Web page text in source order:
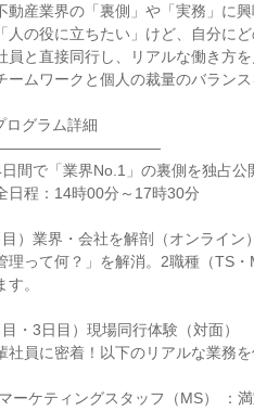
動産業界の「裏側」や「実務」に
人の役に立ちたい」けど、自分に
員と直接同行し、リアルな働き方
ームワークと個人の裁量のバラン
ログラム詳細
日間で「業界No.1」の裏側を独占公
日程：14時00分～17時30分
）業界・会社を解剖（オンライン）
理って何？」を解消。2職種（TS
す。
・3日目）現場同行体験（対面）
社員に密着！以下のリアルな業務を
マーケティングスタッフ（MS） ：